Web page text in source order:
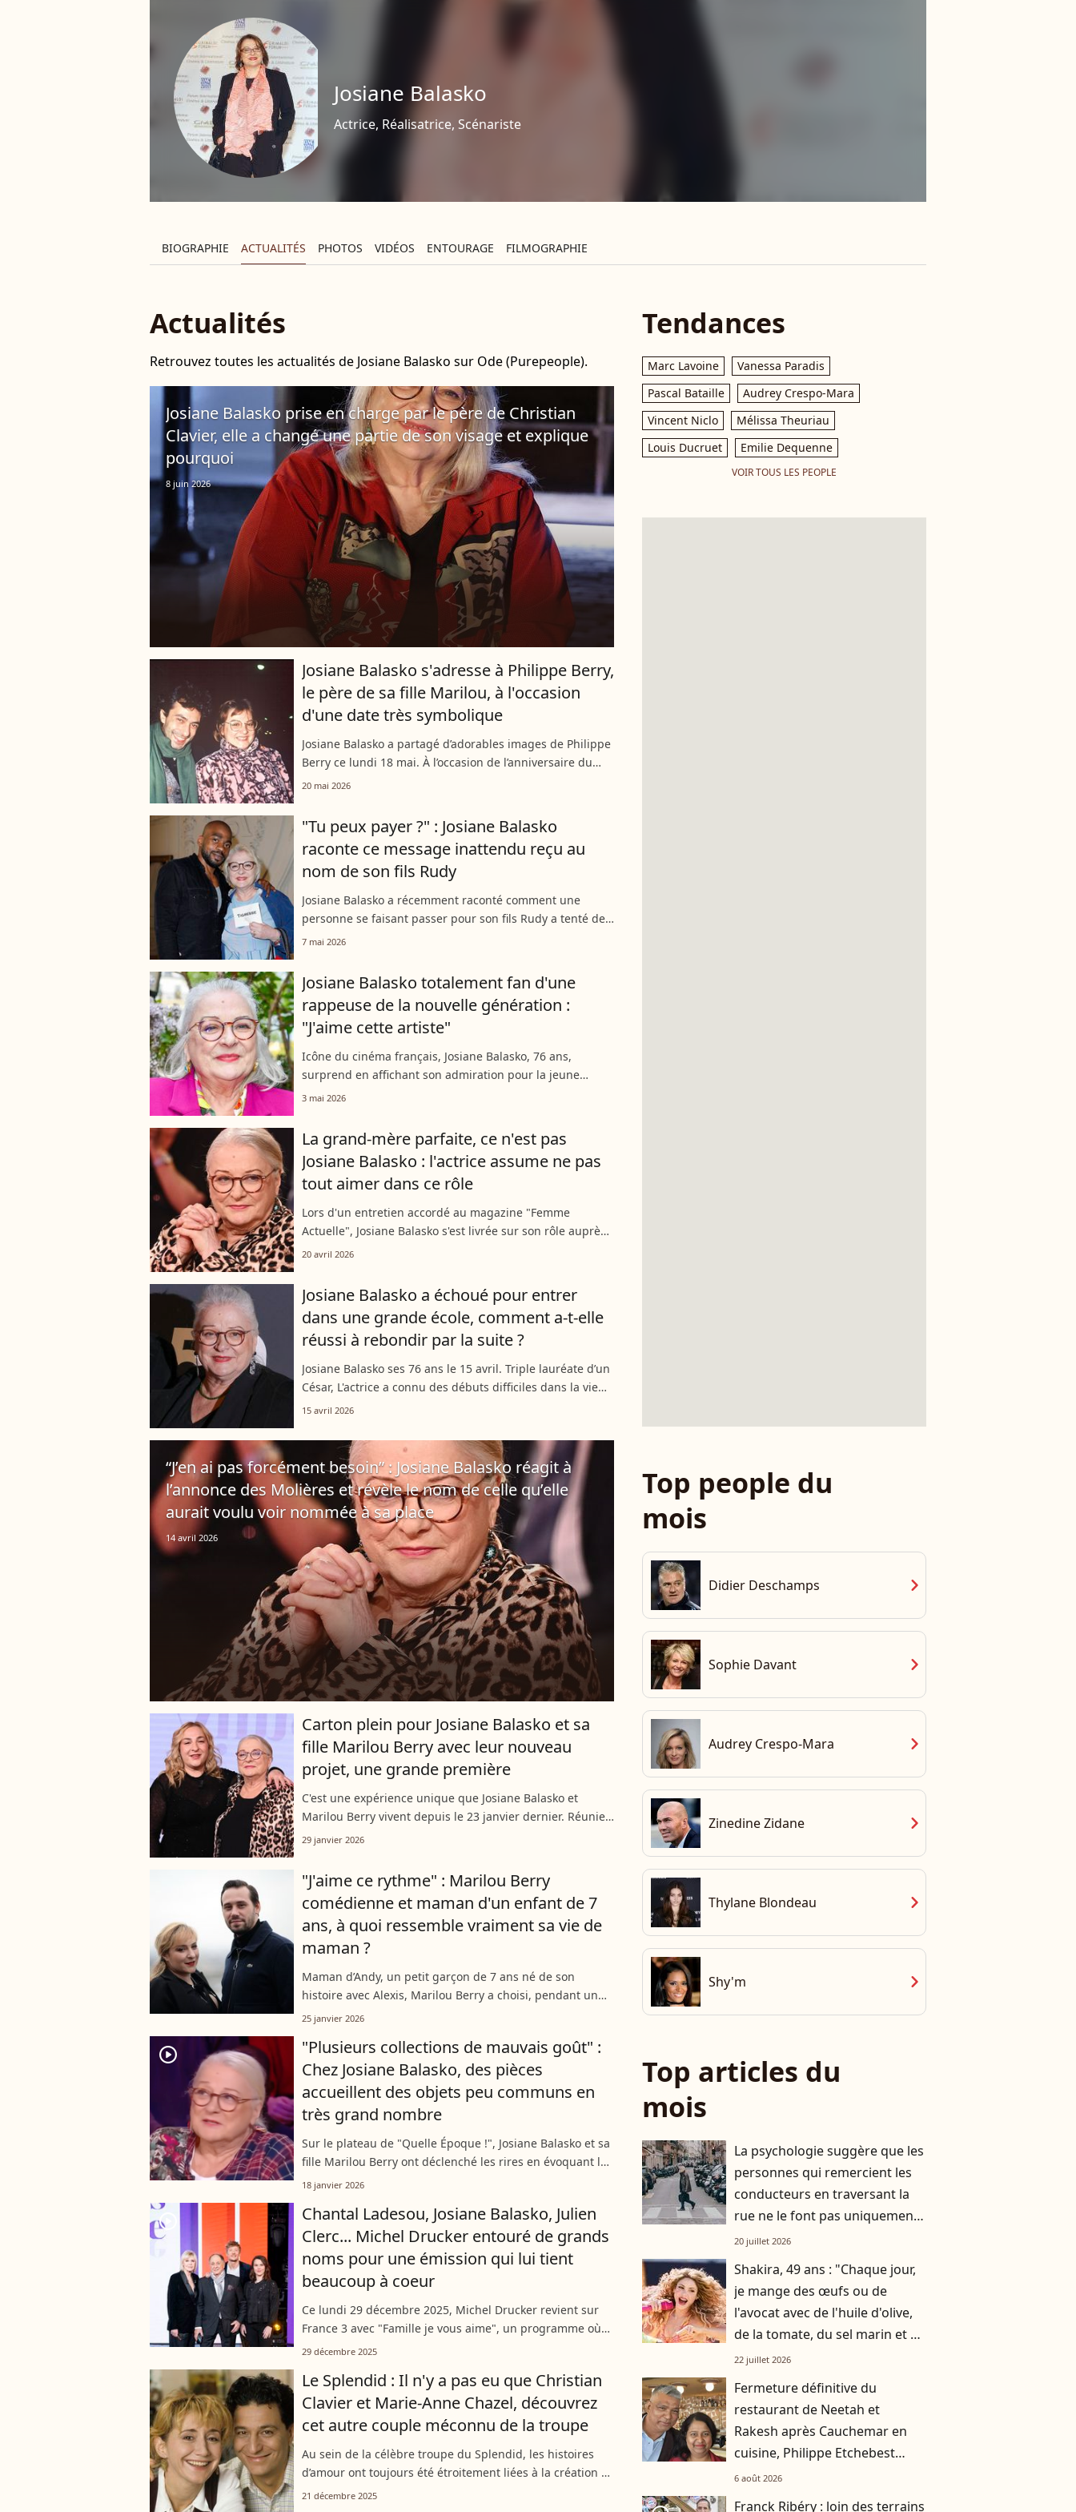
Josiane Balasko
Actrice, Réalisatrice, Scénariste
BIOGRAPHIE ACTUALITÉS PHOTOS VIDÉOS ENTOURAGE FILMOGRAPHIE
Actualités
Retrouvez toutes les actualités de Josiane Balasko sur Ode (Purepeople).
Josiane Balasko prise en charge par le père de Christian
Clavier, elle a changé une partie de son visage et explique
pourquoi
8 juin 2026
Josiane Balasko s'adresse à Philippe Berry,
le père de sa fille Marilou, à l'occasion
d'une date très symbolique
Josiane Balasko a partagé d’adorables images de Philippe
Berry ce lundi 18 mai. À l’occasion de l’anniversaire du
père de sa fille, l’actrice lui a rendu un bouleversant
20 mai 2026
"Tu peux payer ?" : Josiane Balasko
raconte ce message inattendu reçu au
nom de son fils Rudy
Josiane Balasko a récemment raconté comment une
personne se faisant passer pour son fils Rudy a tenté de
lui soutirer de l’argent par téléphone. Une mésaventure
7 mai 2026
Josiane Balasko totalement fan d'une
rappeuse de la nouvelle génération :
"J'aime cette artiste"
Icône du cinéma français, Josiane Balasko, 76 ans,
surprend en affichant son admiration pour la jeune
rappeuse de 29 ans Leys. La chanteuse s'est fait connaître
3 mai 2026
La grand-mère parfaite, ce n'est pas
Josiane Balasko : l'actrice assume ne pas
tout aimer dans ce rôle
Lors d'un entretien accordé au magazine "Femme
Actuelle", Josiane Balasko s'est livrée sur son rôle auprès
d'Andy, le fils de sa fille Marilou Berry. Entre agacement
20 avril 2026
Josiane Balasko a échoué pour entrer
dans une grande école, comment a-t-elle
réussi à rebondir par la suite ?
Josiane Balasko ses 76 ans le 15 avril. Triple lauréate d’un
César, L'actrice a connu des débuts difficiles dans la vie
avec la perte de son père et un échec scolaire. C’est en
15 avril 2026
“J’en ai pas forcément besoin” : Josiane Balasko réagit à
l’annonce des Molières et révèle le nom de celle qu’elle
aurait voulu voir nommée à sa place
14 avril 2026
Carton plein pour Josiane Balasko et sa
fille Marilou Berry avec leur nouveau
projet, une grande première
C'est une expérience unique que Josiane Balasko et
Marilou Berry vivent depuis le 23 janvier dernier. Réunies
pour la toute première fois sur les planches au théâtre
29 janvier 2026
"J'aime ce rythme" : Marilou Berry
comédienne et maman d'un enfant de 7
ans, à quoi ressemble vraiment sa vie de
maman ?
Maman d’Andy, un petit garçon de 7 ans né de son
histoire avec Alexis, Marilou Berry a choisi, pendant un
temps, de mettre sa carrière entre parenthèses pour se
25 janvier 2026
player2
"Plusieurs collections de mauvais goût" :
Chez Josiane Balasko, des pièces
accueillent des objets peu communs en
très grand nombre
Sur le plateau de "Quelle Époque !", Josiane Balasko et sa
fille Marilou Berry ont déclenché les rires en évoquant les
collections pour le moins improbables de la comédienne.
18 janvier 2026
player2
Chantal Ladesou, Josiane Balasko, Julien
Clerc... Michel Drucker entouré de grands
noms pour une émission qui lui tient
beaucoup à coeur
Ce lundi 29 décembre 2025, Michel Drucker revient sur
France 3 avec "Famille je vous aime", un programme où
les célébrités se dévoilent entourées de leurs proches.
29 décembre 2025
Le Splendid : Il n'y a pas eu que Christian
Clavier et Marie-Anne Chazel, découvrez
cet autre couple méconnu de la troupe
Au sein de la célèbre troupe du Splendid, les histoires
d’amour ont toujours été étroitement liées à la création et
à la vie artistique. Si tout le monde connaît le couple
21 décembre 2025
Tendances
Marc Lavoine
Vanessa Paradis
Pascal Bataille
Audrey Crespo-Mara
Vincent Niclo
Mélissa Theuriau
Louis Ducruet
Emilie Dequenne
VOIR TOUS LES PEOPLE
Top people du
mois
Didier Deschamps chevron_right
Sophie Davant chevron_right
Audrey Crespo-Mara chevron_right
Zinedine Zidane chevron_right
Thylane Blondeau chevron_right
Shy'm chevron_right
Top articles du
mois
La psychologie suggère que les
personnes qui remercient les
conducteurs en traversant la
rue ne le font pas uniquement
par gratitude
20 juillet 2026
Shakira, 49 ans : "Chaque jour,
je mange des œufs ou de
l'avocat avec de l'huile d'olive,
de la tomate, du sel marin et un
smoothie"
22 juillet 2026
Fermeture définitive du
restaurant de Neetah et
Rakesh après Cauchemar en
cuisine, Philippe Etchebest
pensait les avoir sauvés
6 août 2026
Franck Ribéry : loin des terrains